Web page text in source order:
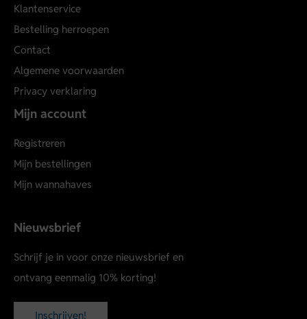
Klantenservice
Bestelling herroepen
Contact
Algemene voorwaarden
Privacy verklaring
Mijn account
Registreren
Mijn bestellingen
Mijn wannahaves
Nieuwsbrief
Schrijf je in voor onze nieuwsbrief en
ontvang eenmalig 10% korting!
Inschrijven!